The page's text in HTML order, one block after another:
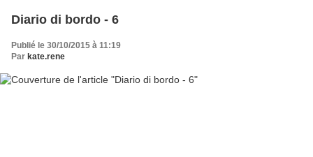
Diario di bordo - 6
Publié le 30/10/2015 à 11:19
Par kate.rene